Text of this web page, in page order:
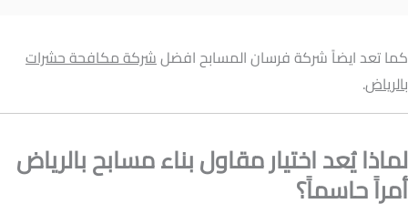
كما تعد ايضاً شركة فرسان المسابح افضلشركة مكافحة حشرات
بالرياض.
لماذا يُعد اختيار مقاول بناء مسابح بالرياض
أمراً حاسماً؟